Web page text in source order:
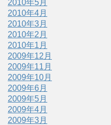
2010年5月
2010年4月
2010年3月
2010年2月
2010年1月
2009年12月
2009年11月
2009年10月
2009年6月
2009年5月
2009年4月
2009年3月